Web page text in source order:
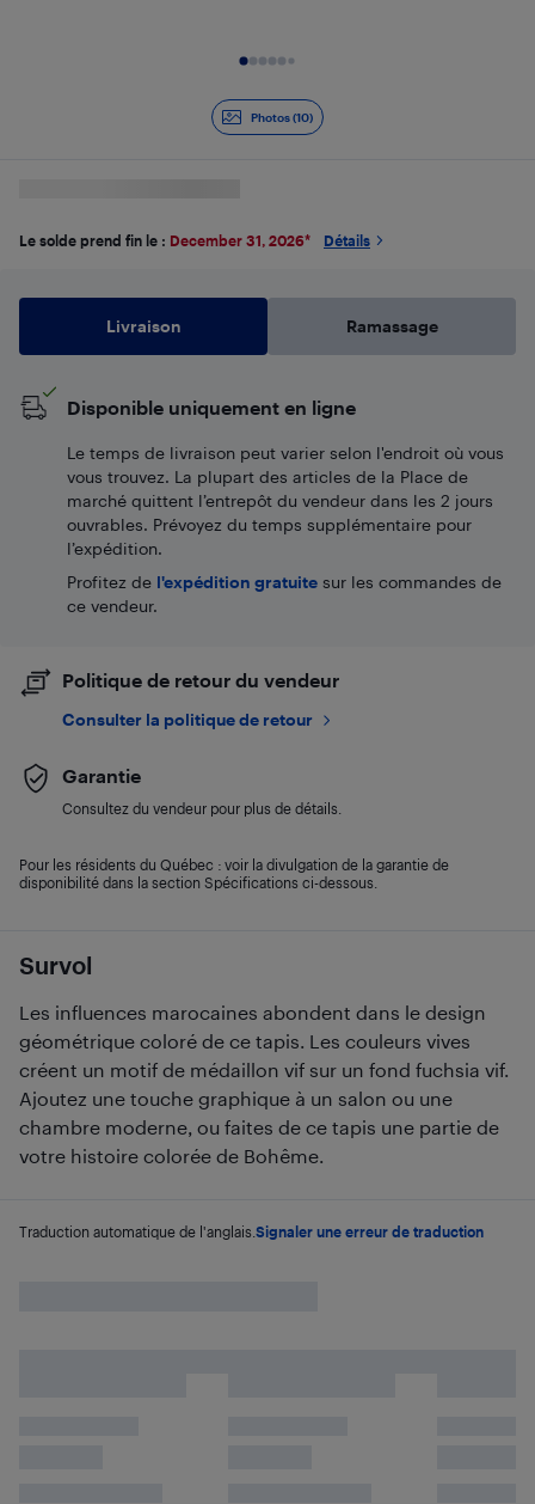
Photos (10)
Survol
Les influences marocaines abondent dans le design
géométrique coloré de ce tapis. Les couleurs vives
créent un motif de médaillon vif sur un fond fuchsia vif.
Ajoutez une touche graphique à un salon ou une
chambre moderne, ou faites de ce tapis une partie de
votre histoire colorée de Bohême.
Traduction automatique de l'anglais. Signaler une erreur de traduction
Le solde prend fin le : December 31, 2026* Détails
Livraison Ramassage
Disponible uniquement en ligne
Le temps de livraison peut varier selon l'endroit où vous
vous trouvez. La plupart des articles de la Place de
marché quittent l’entrepôt du vendeur dans les 2 jours
ouvrables. Prévoyez du temps supplémentaire pour
l’expédition.
Profitez de l'expédition gratuite sur les commandes de
ce vendeur.
Politique de retour du vendeur
Consulter la politique de retour
Garantie
Consultez du vendeur pour plus de détails.
Pour les résidents du Québec : voir la divulgation de la garantie de
disponibilité dans la section Spécifications ci-dessous.